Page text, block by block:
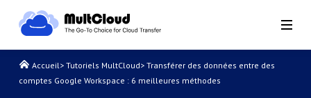
Accueil> Tutoriels MultCloud> Transférer des données entre des
comptes Google Workspace : 6 meilleures méthodes